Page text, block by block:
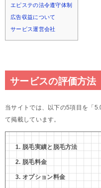
エピステの法令遵守体制
広告収益について
サービス運営会社
サービスの評価方法
当サイトでは、以下の5項目を「
て掲載しています。
脱毛実績と脱毛方法
脱毛料金
オプション料金